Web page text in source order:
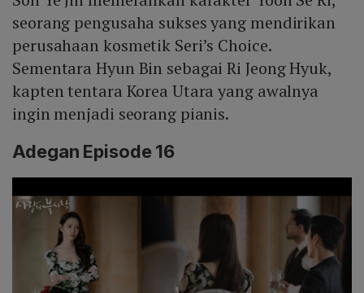
seorang pengusaha sukses yang mendirikan
perusahaan kosmetik Seri’s Choice.
Sementara Hyun Bin sebagai Ri Jeong Hyuk,
kapten tentara Korea Utara yang awalnya
ingin menjadi seorang pianis.
Adegan Episode 16